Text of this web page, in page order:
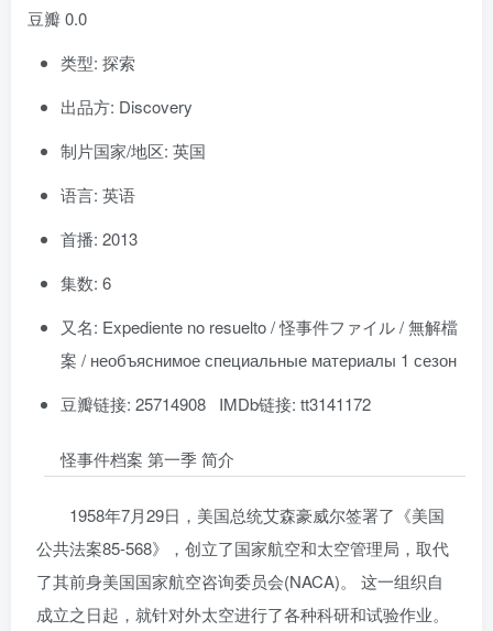
豆瓣 0.0
类型: 探索
出品方: Discovery
制片国家/地区: 英国
语言: 英语
首播: 2013
集数: 6
又名: Expediente no resuelto / 怪事件ファイル / 無解檔
案 / необъяснимое специальные материалы 1 сезон
豆瓣链接: 25714908 IMDb链接: tt3141172
怪事件档案 第一季 简介
1958年7月29日，美国总统艾森豪威尔签署了《美国
公共法案85-568》，创立了国家航空和太空管理局，取代
了其前身美国国家航空咨询委员会(NACA)。 这一组织自
成立之日起，就针对外太空进行了各种科研和试验作业。